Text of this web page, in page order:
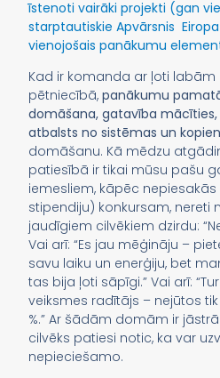
īstenoti vairāki projekti (gan
starptautiskie Apvārsnis
vienojošais panākumu
Kad ir komanda ar ļoti
pētniecībā,panākumu
domāšana, gatavība mācīties,
atbalsts no sistēmas un
domāšanu. Kā mēdzu
patiesībā ir tikai mūsu pašu
iemesliem, kāpēc
stipendiju) konkursam, nereti
jaudīgiem cilvēkiem dzirdu:
Vai arī: “Es jau mēģināju –
savu laiku un enerģiju, bet
tas bija ļoti sāpīgi.” Vai arī:
veiksmes radītājs – nejūtos tik
%.” Ar šādām domām ir
cilvēks patiesi notic, ka var
nepieciešamo.